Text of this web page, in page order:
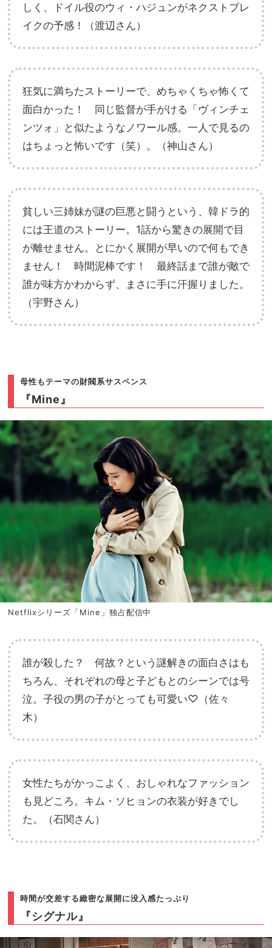
しく、ドイル役のウィ・ハジュンがネクストブレ
イクの予感！（渡辺さん）
狂気に満ちたストーリーで、めちゃくちゃ怖くて
面白かった！ 同じ監督が手がける「ヴィンチェ
ンツォ」と似たようなノワール感。一人で見るの
はちょっと怖いです（笑）。（神山さん）
貧しい三姉妹が謎の巨悪と闘うという、韓ドラ的
には王道のストーリー。1話から驚きの展開で目
が離せません。とにかく展開が早いので何もでき
ません！ 時間泥棒です！ 最終話まで誰が敵で
誰が味方かわからず、まさに手に汗握りました。
（宇野さん）
母性もテーマの財閥系サスペンス
『Mine』
Netflixシリーズ「Mine」独占配信中
誰が殺した？ 何故？という謎解きの面白さはも
ちろん、それぞれの母と子どもとのシーンでは号
泣。子役の男の子がとっても可愛い♡（佐々
木）
女性たちがかっこよく、おしゃれなファッション
も見どころ。キム・ソヒョンの衣装が好きでし
た。（石関さん）
時間が交差する緻密な展開に没入感たっぷり
『シグナル』